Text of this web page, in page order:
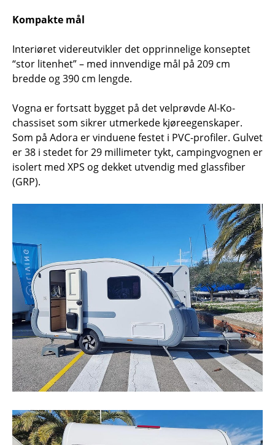
Kompakte mål
Interiøret videreutvikler det opprinnelige konseptet
“stor litenhet” – med innvendige mål på 209 cm
bredde og 390 cm lengde.
Vogna er fortsatt bygget på det velprøvde Al-Ko-
chassiset som sikrer utmerkede kjøreegenskaper.
Som på Adora er vinduene festet i PVC-profiler. Gulvet
er 38 i stedet for 29 millimeter tykt, campingvognen er
isolert med XPS og dekket utvendig med glassfiber
(GRP).